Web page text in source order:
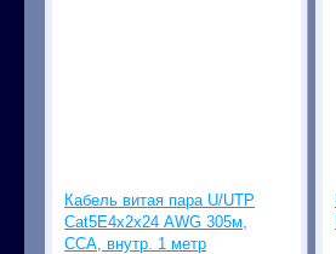
Кабель витая пара U/UTP
Cat5E4х2х24 AWG 305м,
ССА, внутр. 1 метр